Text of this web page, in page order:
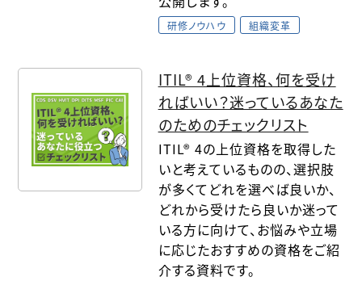
研修ノウハウ 組織変革
ITIL® 4上位資格、何を受け
ればいい？迷っているあなた
のためのチェックリスト
ITIL® 4の上位資格を取得した
いと考えているものの、選択肢
が多くてどれを選べば良いか、
どれから受けたら良いか迷って
いる方に向けて、お悩みや立場
に応じたおすすめの資格をご紹
介する資料です。